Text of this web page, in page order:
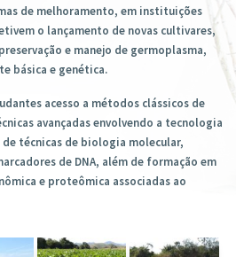
de melhoramento, em instituições
o lançamento de novas cultivares,
e manejo de germoplasma,
básica e genética.
acesso a métodos clássicos de
avançadas envolvendo a tecnologia
de técnicas de biologia molecular,
de DNA, além de formação em
e proteômica associadas ao